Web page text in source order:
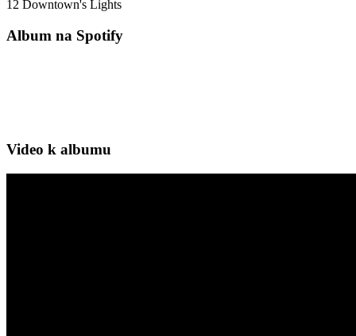
12 Downtown's Lig­hts
Album na Spotify
Video k albumu